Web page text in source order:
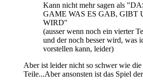
Kann nicht mehr sagen als
GAME WAS ES GAB, GIBT
WIRD"
(ausser wenn noch ein vierter
und der noch besser wird, was
vorstellen kann, leider)
Aber ist leider nicht so schwer wie die
Teile...Aber ansonsten ist das Spiel